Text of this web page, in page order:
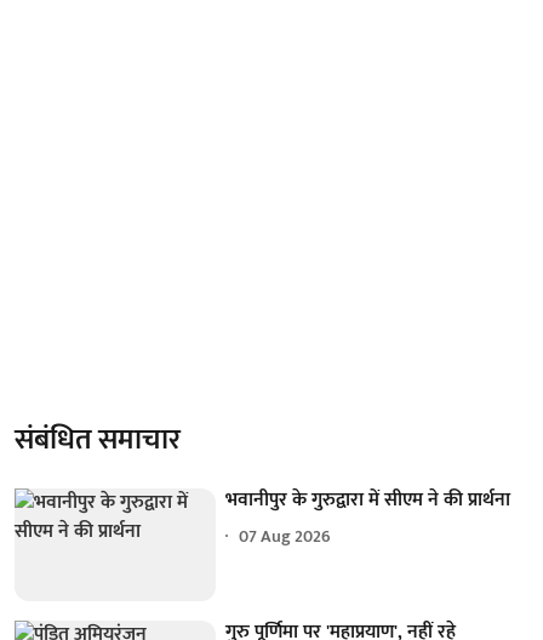
संबंधित समाचार
भवानीपुर के गुरुद्वारा में सीएम ने की प्रार्थना
07 Aug 2026
गुरु पूर्णिमा पर 'महाप्रयाण', नहीं रहे